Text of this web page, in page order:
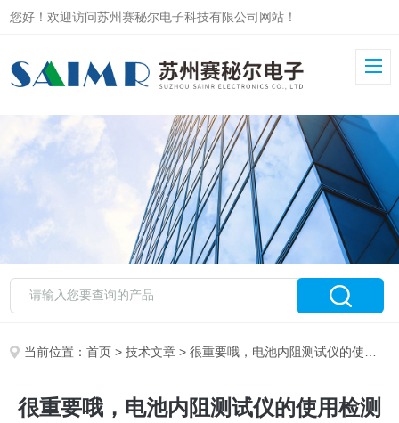
您好！欢迎访问苏州赛秘尔电子科技有限公司网站！
当前位置：首页 >技术文章 > 很重要哦，电池内阻测试仪的使用检测功能特点
很重要哦，电池内阻测试仪的使用检测